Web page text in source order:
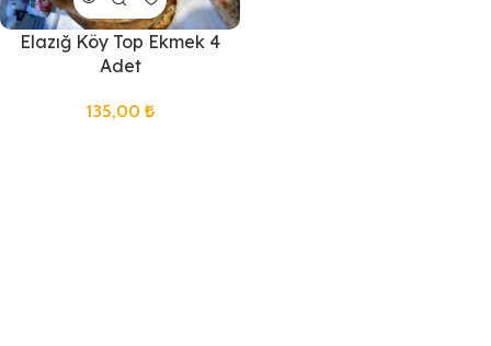
Elazığ Köy Top Ekmek 4
Adet
135,00 ₺